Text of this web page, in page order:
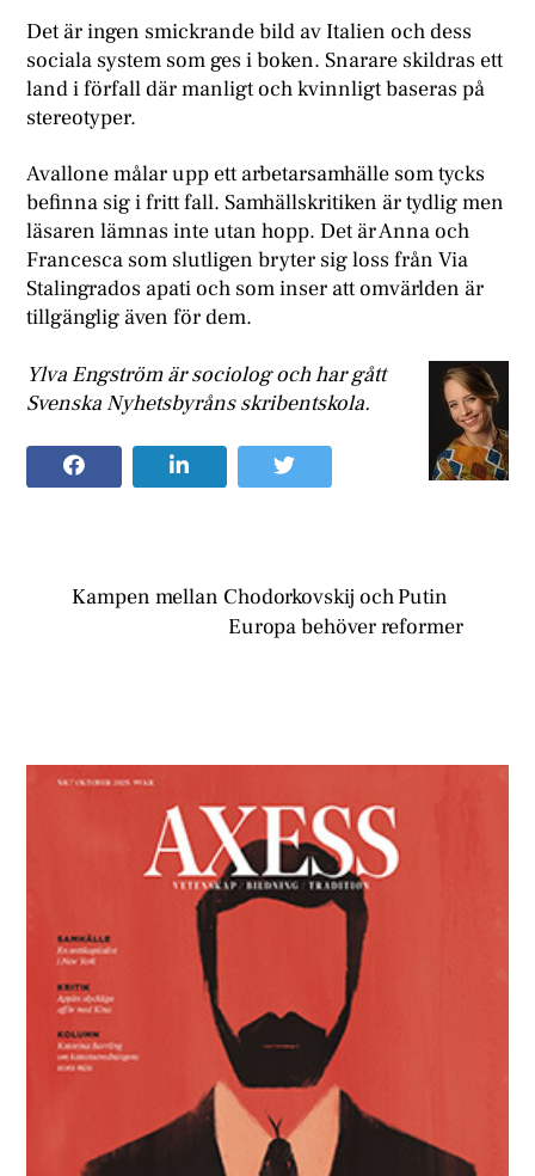
Det är ingen smickrande bild av Italien och dess
sociala system som ges i boken. Snarare skildras ett
land i förfall där manligt och kvinnligt baseras på
stereotyper.
Avallone målar upp ett arbetarsamhälle som tycks
befinna sig i fritt fall. Samhällskritiken är tydlig men
läsaren lämnas inte utan hopp. Det är Anna och
Francesca som slutligen bryter sig loss från Via
Stalingrados apati och som inser att omvärlden är
tillgänglig även för dem.
Ylva Engström är sociolog och har gått
Svenska Nyhetsbyråns skribentskola.
Kampen mellan Chodorkovskij och Putin
Europa behöver reformer